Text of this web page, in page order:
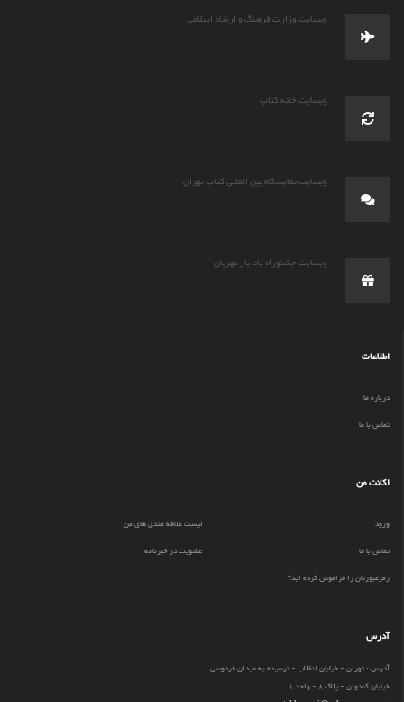
وبسایت وزارت فرهنگ و ارشاد اسلامی
وبسایت خانه کتاب
وبسایت نمایشگاه بین المللی کتاب تهران
وبسایت جشنوراه یاد یار مهربان
اطلاعات
درباره ما
تماس با ما
اکانت من
ورود
لیست علاقه مندی های من
تماس با ما
عضویت در خبرنامه
رمزعبورتان را فراموش کرده اید؟
آدرس
آدرس : تهران - خیابان انقلاب - نرسیده به میدان فردوسی
خیابان کندوان - پلاک 8 - واحد 1